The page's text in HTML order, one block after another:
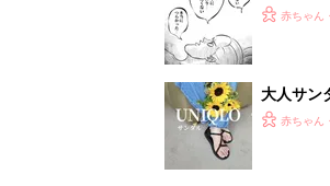
赤ちゃん
大人サン
赤ちゃん